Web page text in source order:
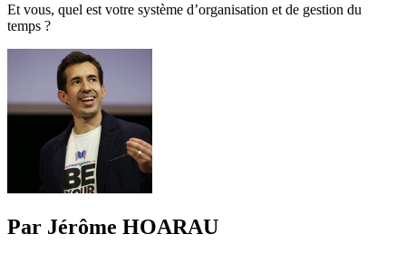
Et vous, quel est votre système d’organisation et de gestion du
temps ?
Par Jérôme HOARAU